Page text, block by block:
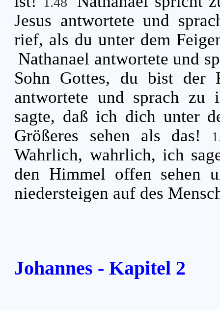
Jesus antwortete und
rief, als du unter dem
Nathanael antwortete und
Sohn Gottes, du bist
antwortete und sprach
sagte, daß ich dich unter
Größeres sehen als das!
Wahrlich, wahrlich, ich
den Himmel offen sehen
niedersteigen auf des
Johannes - Kapitel 2